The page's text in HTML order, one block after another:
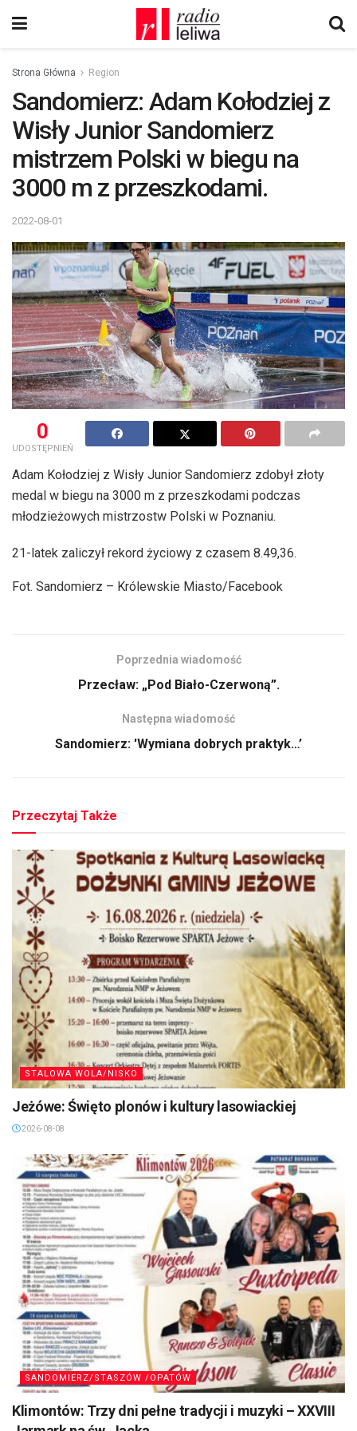
Strona Główna Region
Sandomierz: Adam Kołodziej z
Wisły Junior Sandomierz
mistrzem Polski w biegu na
3000 m z przeszkodami.
2022-08-01
0
UDOSTĘPNIEŃ
Adam Kołodziej z Wisły Junior Sandomierz zdobył złoty
medal w biegu na 3000 m z przeszkodami podczas
młodzieżowych mistrzostw Polski w Poznaniu.
21-latek zaliczył rekord życiowy z czasem 8.49,36.
Fot. Sandomierz – Królewskie Miasto/Facebook
Poprzednia wiadomość
Przecław: „Pod Biało-Czerwoną”.
Następna wiadomość
Sandomierz: 'Wymiana dobrych praktyk…’
Przeczytaj Także
STALOWA WOLA/NISKO
Jeżówe: Święto plonów i kultury lasowiackiej
2026-08-08
SANDOMIERZ/STASZÓW /OPATÓW
Klimontów: Trzy dni pełne tradycji i muzyki – XXVIII